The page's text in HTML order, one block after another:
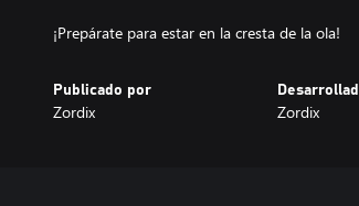
¡Prepárate para estar en la cresta de la ola!
Publicado por
Zordix Zordix